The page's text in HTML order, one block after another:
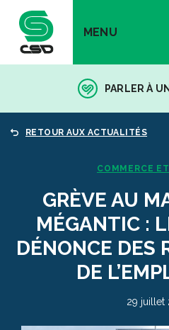
MENU
PARLER À
RETOUR AUX ACTUALITÉS
COMMERCE
GRÈVE AU
MÉGANTIC :
DÉNONCE DES
DE
29 juillet